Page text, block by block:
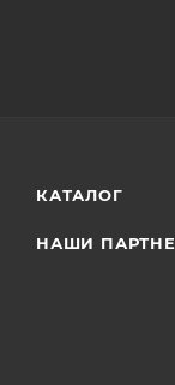
КАТАЛОГ
НАШИ